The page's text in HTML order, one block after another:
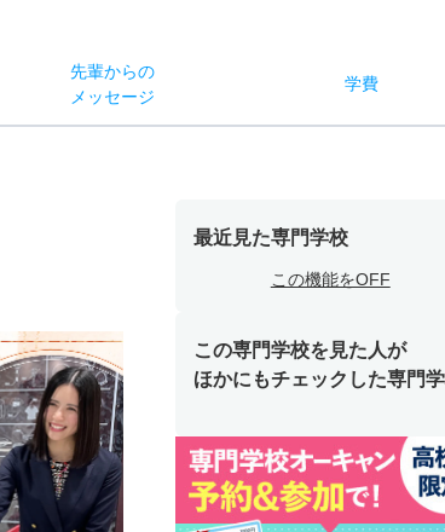
先輩からの
メッセージ
学費
最近見た専門学校
この機能をOFF
この専門学校を見た人が
ほかにもチェックした専門